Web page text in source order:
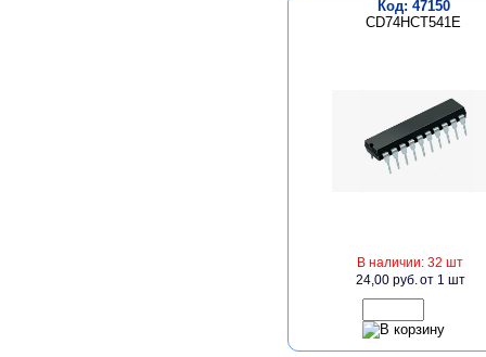
Код: 47150
CD74HCT541E
В наличии: 32 шт
24,00 руб.от 1 шт